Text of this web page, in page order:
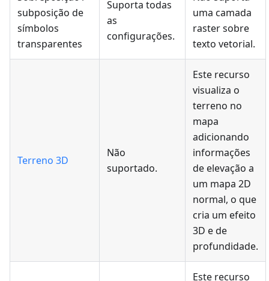
subposição de
símbolos
transparentes
Suporta todas
as
configurações.
uma camada
raster sobre
texto vetorial.
Terreno 3D
Não
suportado.
Este recurso
visualiza o
terreno no
mapa
adicionando
informações
de elevação a
um mapa 2D
normal, o que
cria um efeito
3D e de
profundidade.
Este recurso